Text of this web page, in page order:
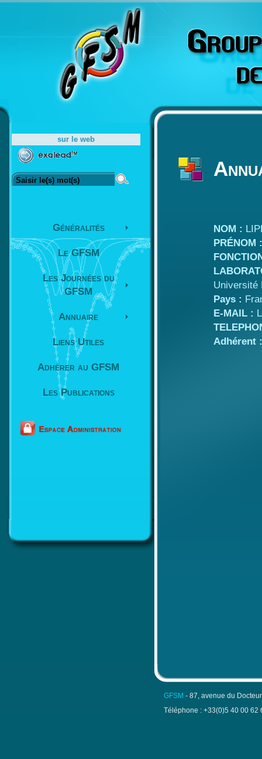
NOM :
PRÉNOM :
Université
Pays :
E-MAIL :
Adhérent :
sur le web
Généralités
Le GFSM
Les Journées du
GFSM
Annuaire
Liens Utiles
Adhérer au GFSM
Les Publications
GFSM - 87, avenue du
Téléphone : +33(0)5 40 00 62